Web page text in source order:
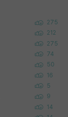
275
212
275
74
50
16
5
9
14